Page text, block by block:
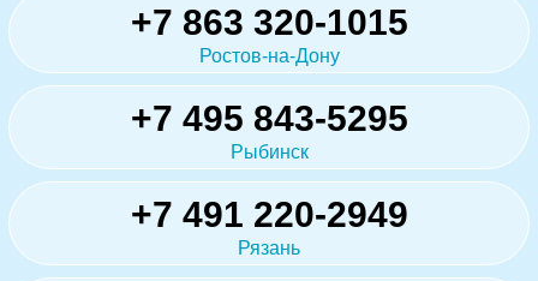
+7 863 320-1015
Ростов-на-Дону
+7 495 843-5295
Рыбинск
+7 491 220-2949
Рязань